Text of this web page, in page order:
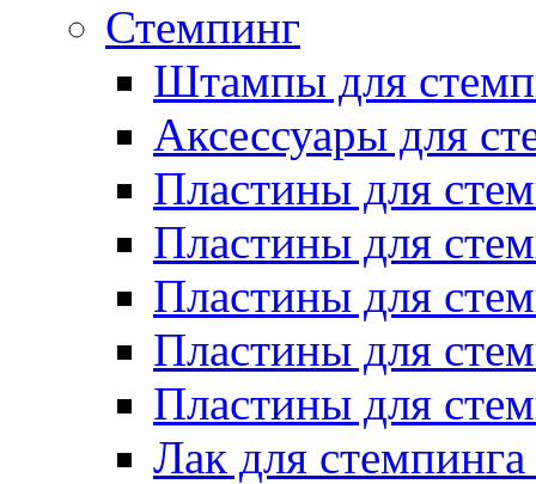
Стемпинг
Штампы для
Аксессуары для
Пластины для
Пластины для
Пластины для
Пластины для
Пластины для
Лак для